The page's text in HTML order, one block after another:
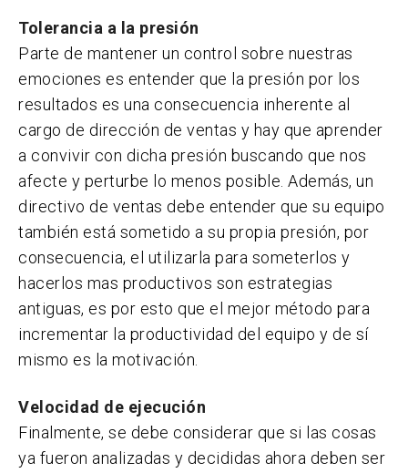
Tolerancia a la presión
Parte de mantener un control sobre nuestras
emociones es entender que la presión por los
resultados es una consecuencia inherente al
cargo de dirección de ventas y hay que aprender
a convivir con dicha presión buscando que nos
afecte y perturbe lo menos posible. Además, un
directivo de ventas debe entender que su equipo
también está sometido a su propia presión, por
consecuencia, el utilizarla para someterlos y
hacerlos mas productivos son estrategias
antiguas, es por esto que el mejor método para
incrementar la productividad del equipo y de sí
mismo es la motivación.
Velocidad de ejecución
Finalmente, se debe considerar que si las cosas
ya fueron analizadas y decididas ahora deben ser